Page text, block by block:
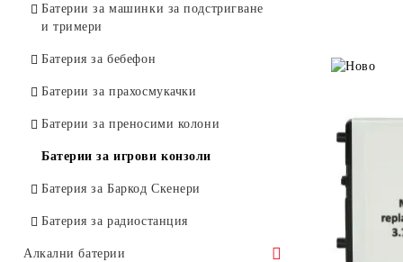
Батерии за Makita
Батерии за машинки за подстригване
и тримери
Батерия за бебефон
Батерии за прахосмукачки
Батерии за преносими колони
Батерии за игрови конзоли
Батерия за Баркод Скенери
Батерия за радиостанция
Алкални батерии